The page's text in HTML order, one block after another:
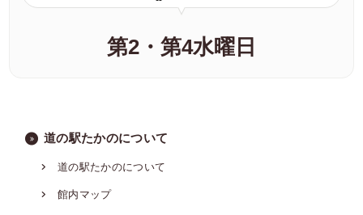
第2・第4水曜日
道の駅たかのについて
道の駅たかのについて
館内マップ